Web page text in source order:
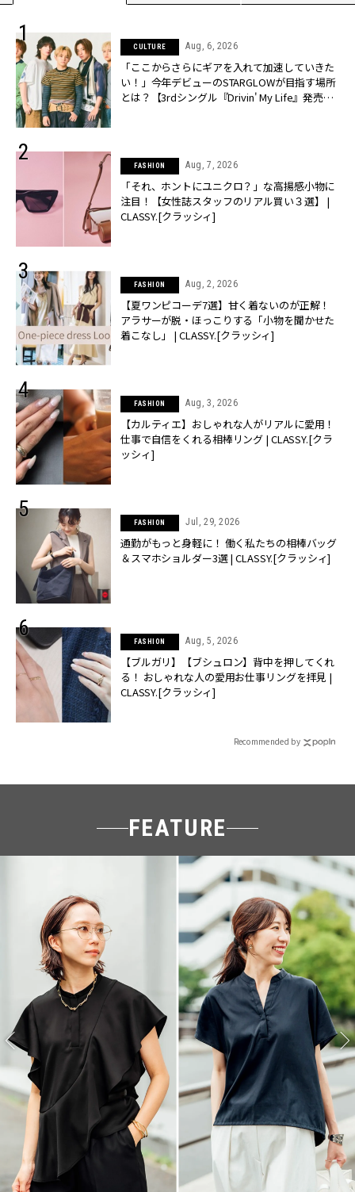
CULTURE Aug, 6, 2026
「ここからさらにギアを入れて加速していきた
い！」今年デビューのSTARGLOWが目指す場所
とは？【3rdシングル『Drivin' My Life』発売】 |
FASHION Aug, 7, 2026
「それ、ホントにユニクロ？」な高揚感小物に
注目！【女性誌スタッフのリアル買い３選】 |
CLASSY.[クラッシィ]
FASHION Aug, 2, 2026
【夏ワンピコーデ7選】甘く着ないのが正解！
アラサーが脱・ほっこりする「小物を聞かせた
着こなし」 | CLASSY.[クラッシィ]
FASHION Aug, 3, 2026
【カルティエ】おしゃれな人がリアルに愛用！
仕事で自信をくれる相棒リング | CLASSY.[クラ
ッシィ]
FASHION Jul, 29, 2026
通勤がもっと身軽に！ 働く私たちの相棒バッグ
＆スマホショルダー3選 | CLASSY.[クラッシィ]
FASHION Aug, 5, 2026
【ブルガリ】【ブシュロン】背中を押してくれ
る！ おしゃれな人の愛用お仕事リングを拝見 |
CLASSY.[クラッシィ]
Recommended by
FEATURE